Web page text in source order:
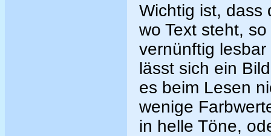
Wichtig ist, dass
wo Text steht,
vernünftig
lässt sich ein
es beim Lesen
wenige
in helle Töne,